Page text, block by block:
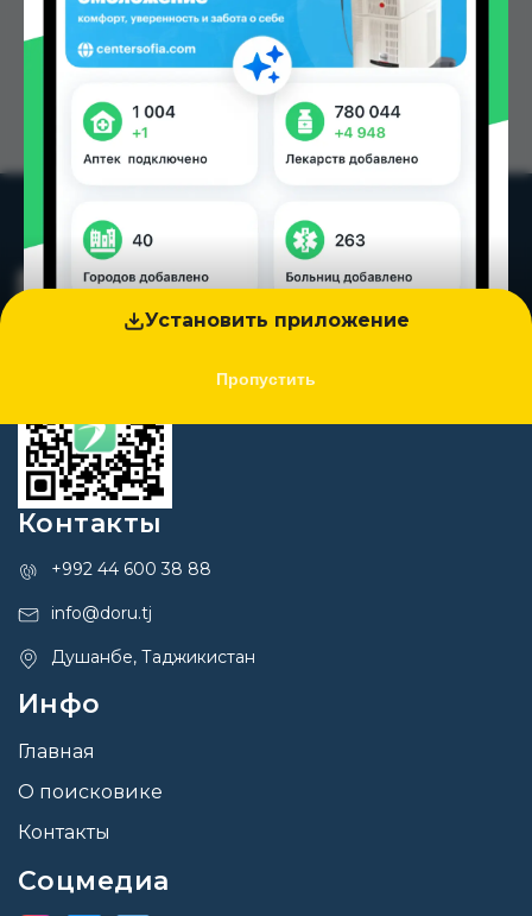
Установить приложение
Пропустить
Контакты
+992 44 600 38 88
info@doru.tj
Душанбе, Таджикистан
Инфо
Главная
О поисковике
Контакты
Соцмедиа